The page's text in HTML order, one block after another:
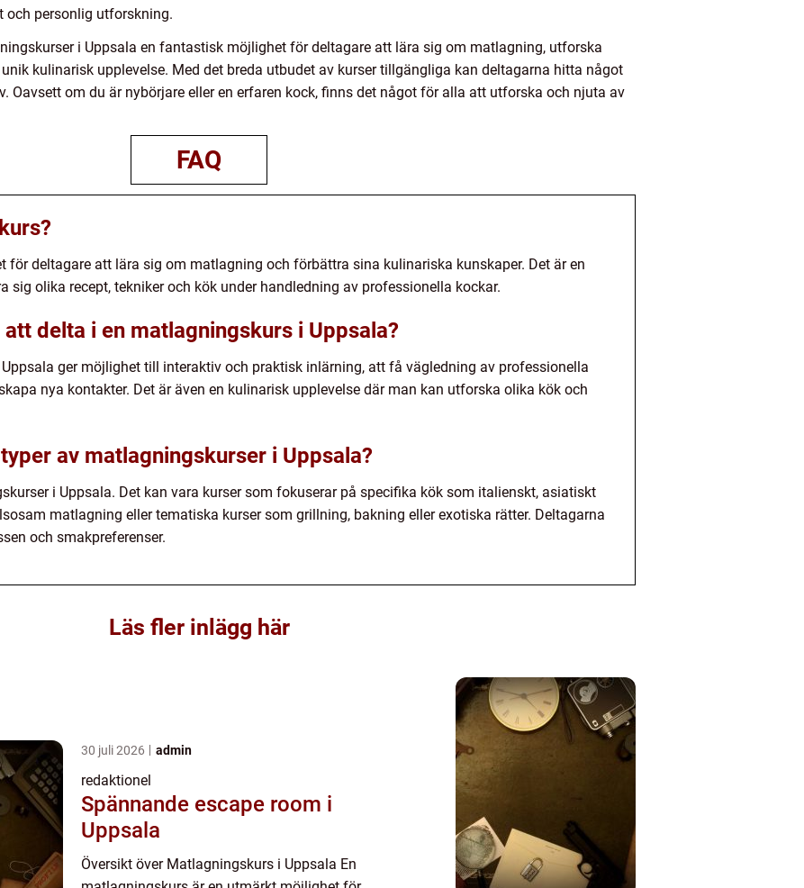
personlig utforskning.
i Uppsala en fantastisk möjlighet för deltagare att lära sig om matlagning, utforska
kulinarisk upplevelse. Med det breda utbudet av kurser tillgängliga kan deltagarna hitta något
Oavsett om du är nybörjare eller en erfaren kock, finns det något för alla att utforska och njuta av
FAQ
för deltagare att lära sig om matlagning och förbättra sina kulinariska kunskaper. Det är en
sig olika recept, tekniker och kök under handledning av professionella kockar.
delta i en matlagningskurs i Uppsala?
ger möjlighet till interaktiv och praktisk inlärning, att få vägledning av professionella
nya kontakter. Det är även en kulinarisk upplevelse där man kan utforska olika kök och
av matlagningskurser i Uppsala?
i Uppsala. Det kan vara kurser som fokuserar på specifika kök som italienskt, asiatiskt
matlagning eller tematiska kurser som grillning, bakning eller exotiska rätter. Deltagarna
och smakpreferenser.
Läs fler inlägg här
30 juli 2026 admin
redaktionel
Spännande escape room i
Uppsala
Översikt över Matlagningskurs i Uppsala En